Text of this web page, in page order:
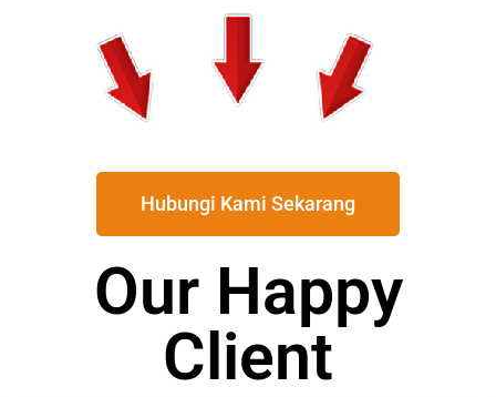
Hubungi Kami Sekarang
Our Happy
Client